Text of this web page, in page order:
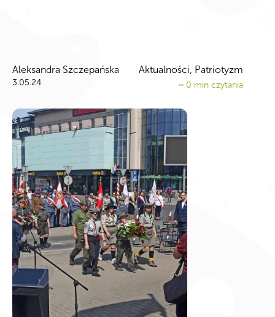
Aleksandra Szczepańska
3.05.24
Aktualności, Patriotyzm
~ 0 min czytania